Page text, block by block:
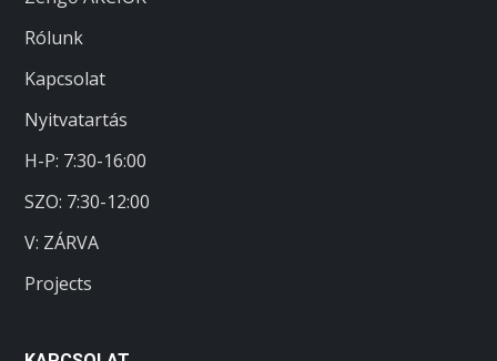
Rólunk
Kapcsolat
Nyitvatartás
H-P: 7:30-16:00
SZO: 7:30-12:00
V: ZÁRVA
Projects